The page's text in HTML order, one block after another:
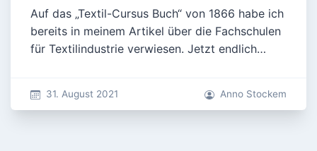
Auf das „Textil-Cursus Buch“ von 1866 habe ich
bereits in meinem Artikel über die Fachschulen
für Textilindustrie verwiesen. Jetzt endlich…
31. August 2021 Anno Stockem